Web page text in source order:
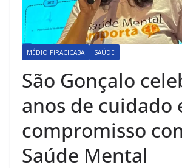
MÉDIO PIRACICABA SAÚDE
São Gonçalo
anos de cuidado
compromisso
Saúde Mental